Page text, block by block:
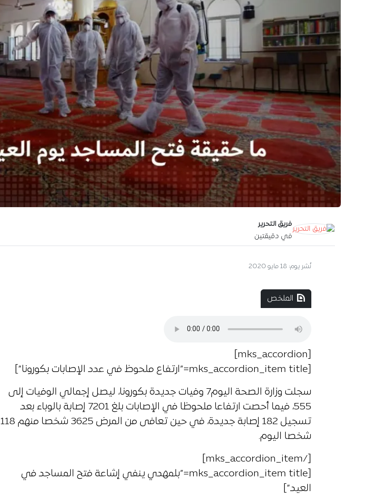
فريق التحرير
في دقيقتين
آخر تحديث:19 مايو 2020
الملخص
سجلت وزارة الصحة اليوم7 وفيات جديدة بكورونا، ليصل إجمالي الوفيات إلى
555، فيما أحصت ارتفاعا ملحوظا في الإصابات بلغ 7201 إصابة بالوباء بعد
تسجيل 182 إصابة جديدة، في حين تعافى من المرض 3625 شخصا منهم 118
شخصا اليوم.
[/mks_accordion_item]
[mks_accordion_item title=”بلمهدي ينفي إشاعة فتح المساجد في
العيد”]